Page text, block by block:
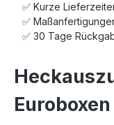
✅ Kurze
✅
✅ 30 Tage